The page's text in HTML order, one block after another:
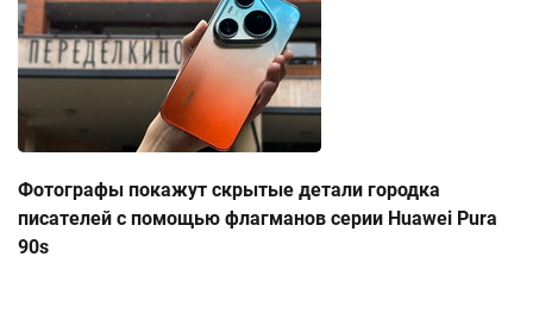
Фотографы покажут скрытые детали городка
писателей с помощью флагманов серии Huawei Pura
90s